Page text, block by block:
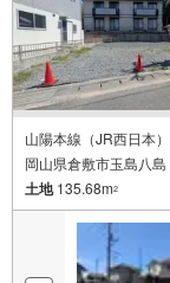
山陽本線（JR西日本
岡山県倉敷市玉島八島
土地135.68m2